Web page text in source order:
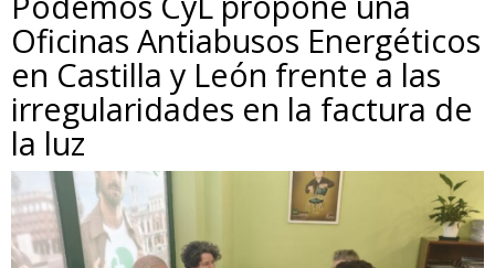
Oficinas Antiabusos Energéticos
en Castilla y León frente a las
irregularidades en la factura de
la luz